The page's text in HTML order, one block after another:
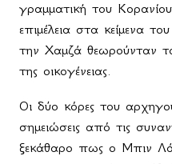
γραμματική του
επιμέλεια στα κείμενα
την Χαμζά θεωρούνταν
της οικογένειας.
Οι δύο κόρες του
σημειώσεις από τις
ξεκάθαρο πως ο Μπιν